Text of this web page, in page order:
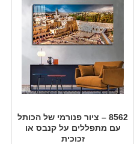
8562 – ציור פנורמי של הכותל
עם מתפללים על קנבס או
זכוכית